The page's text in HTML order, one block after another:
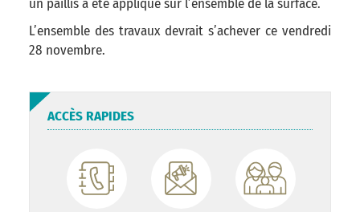
L’ensemble des travaux devrait s’achever ce vendredi
28 novembre.
ACCÈS RAPIDES